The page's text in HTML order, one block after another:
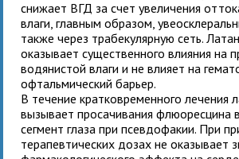
снижает ВГД за счет увеличения
влаги, главным образом,
также через трабекулярную сеть.
оказывает существенного влияния на
водянистой влаги и не влияет на
офтальмический барьер.
В течение кратковременного лечения
вызывает просачивания флюоресцина
сегмент глаза при псевдофакии. При
терапевтических дозах не оказывает